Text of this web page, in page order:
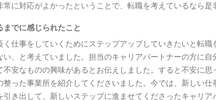
常に対応がよかったということで、転職を考えているなら
までに感じられたこと
く仕事をしていくためにステップアップしていきたいと転
い、と考えていました。担当のキャリアパートナーの方に
不安なものの興味があるとお伝えしました。すると不安に
整った事業所を紹介してくださいました。今では、新しい
引き出して、新しいステップに進ませてくださったキャリ